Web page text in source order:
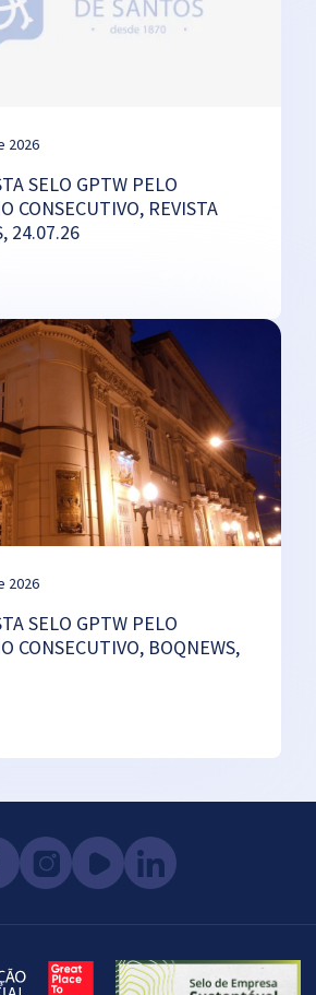
2026
SELO GPTW PELO
CONSECUTIVO, REVISTA
24.07.26
2026
SELO GPTW PELO
CONSECUTIVO, BOQNEWS,